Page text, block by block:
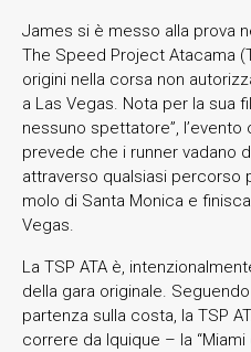
James si è messo alla prova
The Speed Project Atacama
origini nella corsa non
a Las Vegas. Nota per la sua
nessuno spettatore”,
prevede che i runner vadano
attraverso qualsiasi percorso
molo di Santa Monica e
Vegas.
La TSP ATA è,
della gara originale.
partenza sulla costa, la TSP
correre da Iquique – la